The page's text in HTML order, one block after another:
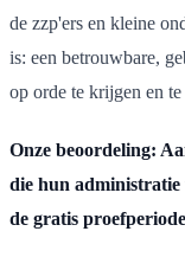
de zzp'ers en kleine
is: een betrouwbare,
op orde te krijgen en te
Onze beoordeling:
die hun administratie
de gratis